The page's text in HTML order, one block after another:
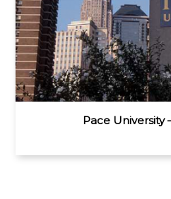
Pace